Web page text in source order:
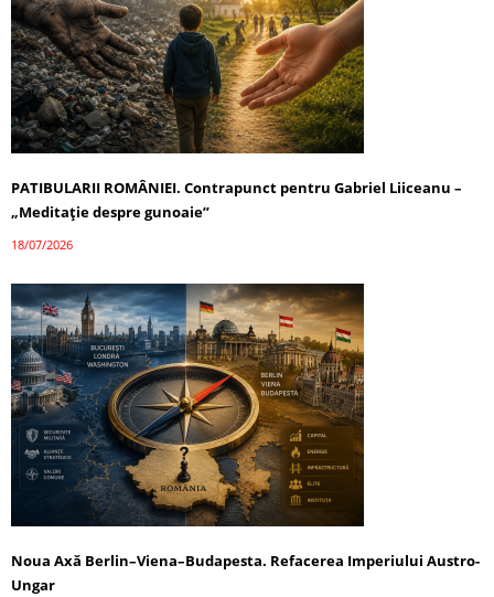
PATIBULARII ROMÂNIEI. Contrapunct pentru Gabriel Liiceanu –
„Meditație despre gunoaie”
18/07/2026
Noua Axă Berlin–Viena–Budapesta. Refacerea Imperiului Austro-
Ungar